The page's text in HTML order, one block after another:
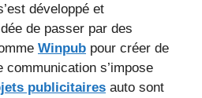
développé et
de passer par des
Winpub pour créer de
s’impose
publicitaires auto sont